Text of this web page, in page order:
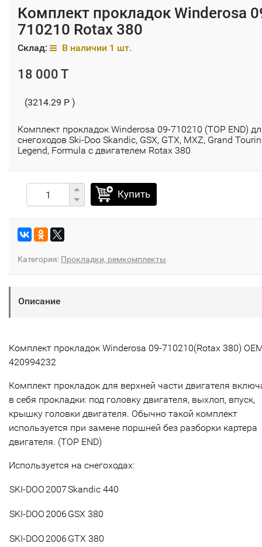
Комплект прокладок Winderosa
710210 Rotax 380
Склад: В наличии 1 шт.
18 000 T
(3214.29 P )
Комплект прокладок Winderosa 09-710210 (TOP END)
снегоходов Ski-Doo Skandic, GSX, GТX, MXZ, Grand
Legend, Formula с двигателем Rotax 380
Купить
Категория: Прокладки, ремкомплекты
Описание
Комплект прокладок Winderosa 09-710210(Rotax 380)
420994232
Комплект прокладок для верхней части двигателя
в себя прокладки: под головку двигателя, выхлоп, впуск,
крышку головки двигателя. Обычно такой комплект
используется при замене поршней без разборки картера
двигателя. (TOP END)
Используется на снегоходах:
SKI-DOO 2007Skandic 440
SKI-DOO 2006 GSX 380
SKI-DOO 2006 GTX 380